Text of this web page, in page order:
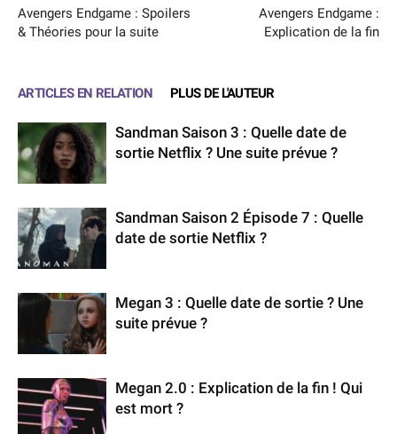
Avengers Endgame : Spoilers
& Théories pour la suite
Avengers Endgame :
Explication de la fin
ARTICLES EN RELATION PLUS DE L'AUTEUR
Sandman Saison 3 : Quelle date de
sortie Netflix ? Une suite prévue ?
Sandman Saison 2 Épisode 7 : Quelle
date de sortie Netflix ?
Megan 3 : Quelle date de sortie ? Une
suite prévue ?
Megan 2.0 : Explication de la fin ! Qui
est mort ?